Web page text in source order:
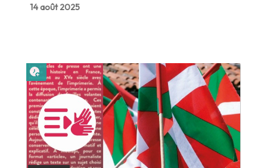
14 août 2025
Lire plus tard